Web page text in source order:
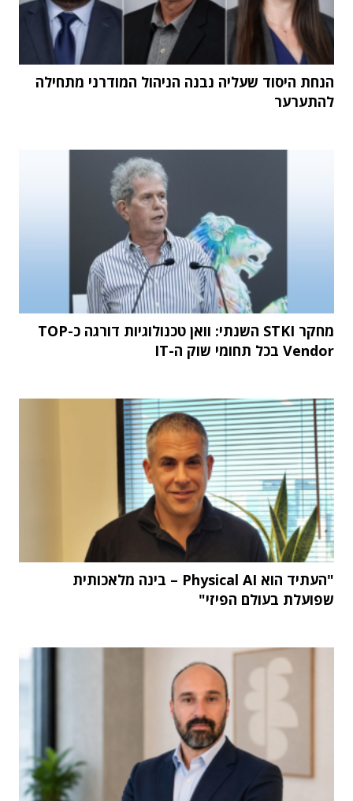
הנחת היסוד שעליה נבנה הניהול המודרני מתחילה
להתערער
מחקר STKI השנתי: וואן טכנולוגיות דורגה כ-TOP
Vendor בכל תחומי שוק ה-IT
"העתיד הוא Physical AI – בינה מלאכותית
שפועלת בעולם הפיזי"